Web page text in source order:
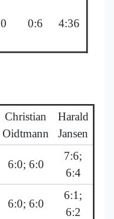
0 0:6 4:36
Christian
Oidtmann
Harald
Jansen
6:0; 6:0
7:6;
6:4
6:0; 6:0
6:1;
6:2